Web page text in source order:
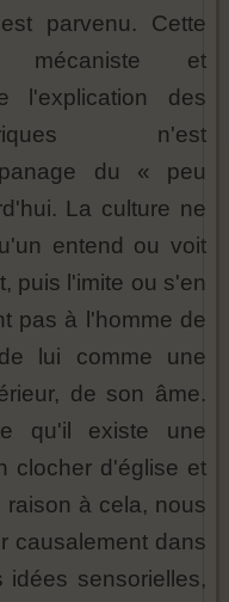
parvenu. Cette
mécaniste et
l'explication des
n'est
du « peu
La culture ne
entend ou voit
puis l'imite ou s'en
pas à l'homme de
lui comme une
de son âme.
qu'il existe une
clocher d'église et
à cela, nous
causalement dans
idées sensorielles,